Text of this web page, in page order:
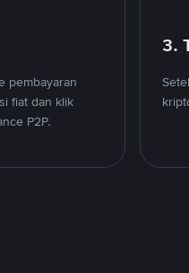
pembayaran
fiat dan klik
P2P.
3.